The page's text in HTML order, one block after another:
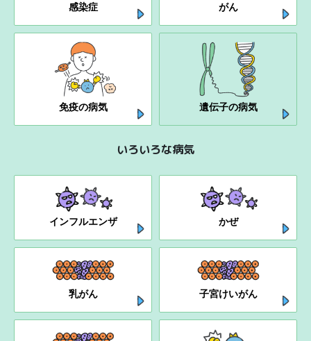
感染症 がん
免疫の病気 遺伝子の病気
いろいろな病気
インフルエンザ かぜ
乳がん 子宮けいがん